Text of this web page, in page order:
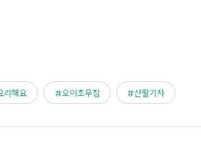
리해요 오이초무침 산딸기차